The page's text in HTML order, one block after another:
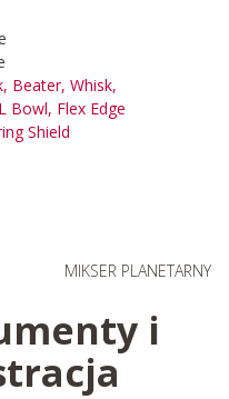
Beater, Whisk,
Bowl, Flex Edge
Shield
MIKSER PLANETARNY​
i